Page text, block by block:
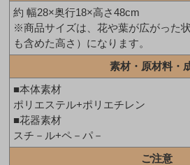
約 幅28×奥行18×高さ48cm
※商品サイズは、花や葉が広がった
も含めた高さ）になります。
素材・原材料・
■本体素材
ポリエステル+ポリエチレン
■花器素材
スチ－ル+ペ－パ－
ご注意